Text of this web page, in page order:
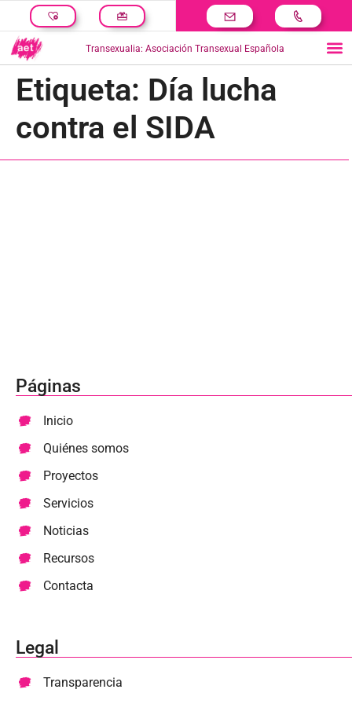
Transexualia: Asociación Transexual Española
Etiqueta: Día lucha
contra el SIDA
Páginas
Inicio
Quiénes somos
Proyectos
Servicios
Noticias
Recursos
Contacta
Legal
Transparencia